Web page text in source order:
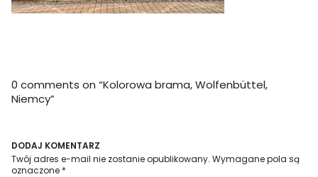
0 comments on “Kolorowa brama, Wolfenbüttel,
Niemcy”
DODAJ KOMENTARZ
Twój adres e-mail nie zostanie opublikowany. Wymagane pola są
oznaczone *